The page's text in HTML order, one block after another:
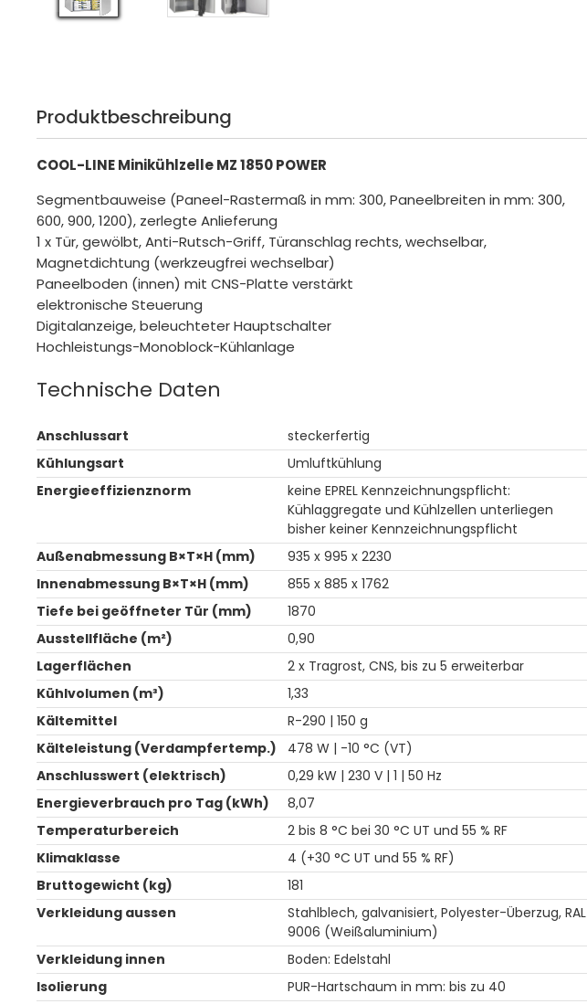
Produktbeschreibung
COOL-LINE Minikühlzelle MZ 1850 POWER
Segmentbauweise (Paneel-Rastermaß in mm: 300, Paneelbreiten in mm: 300,
600, 900, 1200), zerlegte Anlieferung
1 x Tür, gewölbt, Anti-Rutsch-Griff, Türanschlag rechts, wechselbar,
Magnetdichtung (werkzeugfrei wechselbar)
Paneelboden (innen) mit CNS-Platte verstärkt
elektronische Steuerung
Digitalanzeige, beleuchteter Hauptschalter
Hochleistungs-Monoblock-Kühlanlage
Technische Daten
Anschlussart
steckerfertig
Kühlungsart
Umluftkühlung
Energieeffizienznorm
keine EPREL Kennzeichnungspflicht:
Kühlaggregate und Kühlzellen unterliegen
bisher keiner Kennzeichnungspflicht
Außenabmessung B×T×H (mm)
935 x 995 x 2230
Innenabmessung B×T×H (mm)
855 x 885 x 1762
Tiefe bei geöffneter Tür (mm)
1870
Ausstellfläche (m²)
0,90
Lagerflächen
2 x Tragrost, CNS, bis zu 5 erweiterbar
Kühlvolumen (m³)
1,33
Kältemittel
R-290 | 150 g
Kälteleistung (Verdampfertemp.)
478 W | -10 °C (VT)
Anschlusswert (elektrisch)
0,29 kW | 230 V | 1 | 50 Hz
Energieverbrauch pro Tag (kWh)
8,07
Temperaturbereich
2 bis 8 °C bei 30 °C UT und 55 % RF
Klimaklasse
4 (+30 °C UT und 55 % RF)
Bruttogewicht (kg)
181
Verkleidung aussen
Stahlblech, galvanisiert, Polyester-Überzug, RAL
9006 (Weißaluminium)
Verkleidung innen
Boden: Edelstahl
Isolierung
PUR-Hartschaum in mm: bis zu 40